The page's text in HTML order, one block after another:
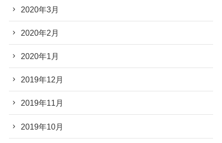
2020年3月
2020年2月
2020年1月
2019年12月
2019年11月
2019年10月